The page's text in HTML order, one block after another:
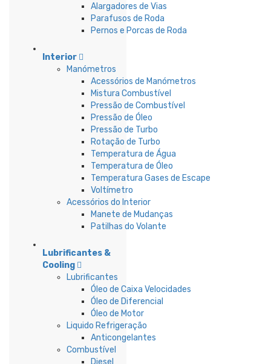
Alargadores de Vias
Parafusos de Roda
Pernos e Porcas de Roda
Interior
Manómetros
Acessórios de Manómetros
Mistura Combustível
Pressão de Combustível
Pressão de Óleo
Pressão de Turbo
Rotação de Turbo
Temperatura de Água
Temperatura de Óleo
Temperatura Gases de Escape
Voltímetro
Acessórios do Interior
Manete de Mudanças
Patilhas do Volante
Lubrificantes &
Cooling
Lubrificantes
Óleo de Caixa Velocidades
Óleo de Diferencial
Óleo de Motor
Liquido Refrigeração
Anticongelantes
Combustível
Diesel